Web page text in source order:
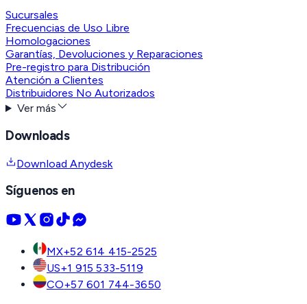
Sucursales
Frecuencias de Uso Libre
Homologaciones
Garantías, Devoluciones y Reparaciones
Pre-registro para Distribución
Atención a Clientes
Distribuidores No Autorizados
Ver más
Downloads
Download Anydesk
Síguenos en
MX+52 614 415-2525
US+1 915 533-5119
CO+57 601 744-3650